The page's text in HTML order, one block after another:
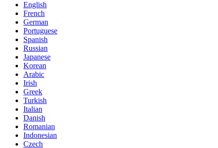
English
French
German
Portuguese
Spanish
Russian
Japanese
Korean
Arabic
Irish
Greek
Turkish
Italian
Danish
Romanian
Indonesian
Czech